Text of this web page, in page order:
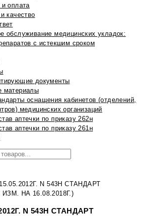
и оплата
качество
обслуживание медицинских укладок:
с истекшим сроком
документы
материалы
оснащения кабинетов (отделений,
медицинских организаций
аптечки по приказу 262н
аптечки по приказу 261н
N 543Н СТАНДАРТ
НА 16.08.2018Г.)
N 543Н СТАНДАРТ